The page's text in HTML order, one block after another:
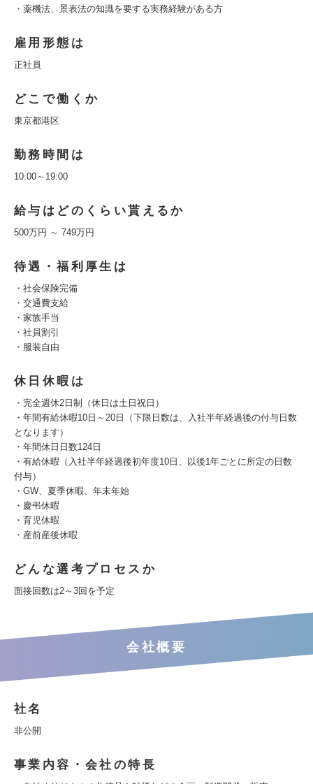
・薬機法、景表法の知識を要する実務経験がある方
雇用形態は
正社員
どこで働くか
東京都港区
勤務時間は
10:00～19:00
給与はどのくらい貰えるか
500万円 ～ 749万円
待遇・福利厚生は
・社会保険完備
・交通費支給
・家族手当
・社員割引
・服装自由
休日休暇は
・完全週休2日制（休日は土日祝日）
・年間有給休暇10日～20日（下限日数は、入社半年経過後の付与日数
となります）
・年間休日日数124日
・有給休暇（入社半年経過後初年度10日、以後1年ごとに所定の日数
付与）
・GW、夏季休暇、年末年始
・慶弔休暇
・育児休暇
・産前産後休暇
どんな選考プロセスか
面接回数は2～3回を予定
会社概要
社名
非公開
事業内容・会社の特長